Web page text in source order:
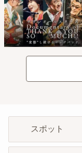
スポット